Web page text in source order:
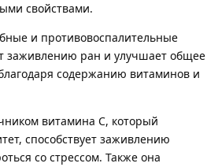
свойствами.
и противовоспалительные
заживлению ран и улучшает общее
содержанию витаминов и
витамина C, который
способствует заживлению
со стрессом. Также она